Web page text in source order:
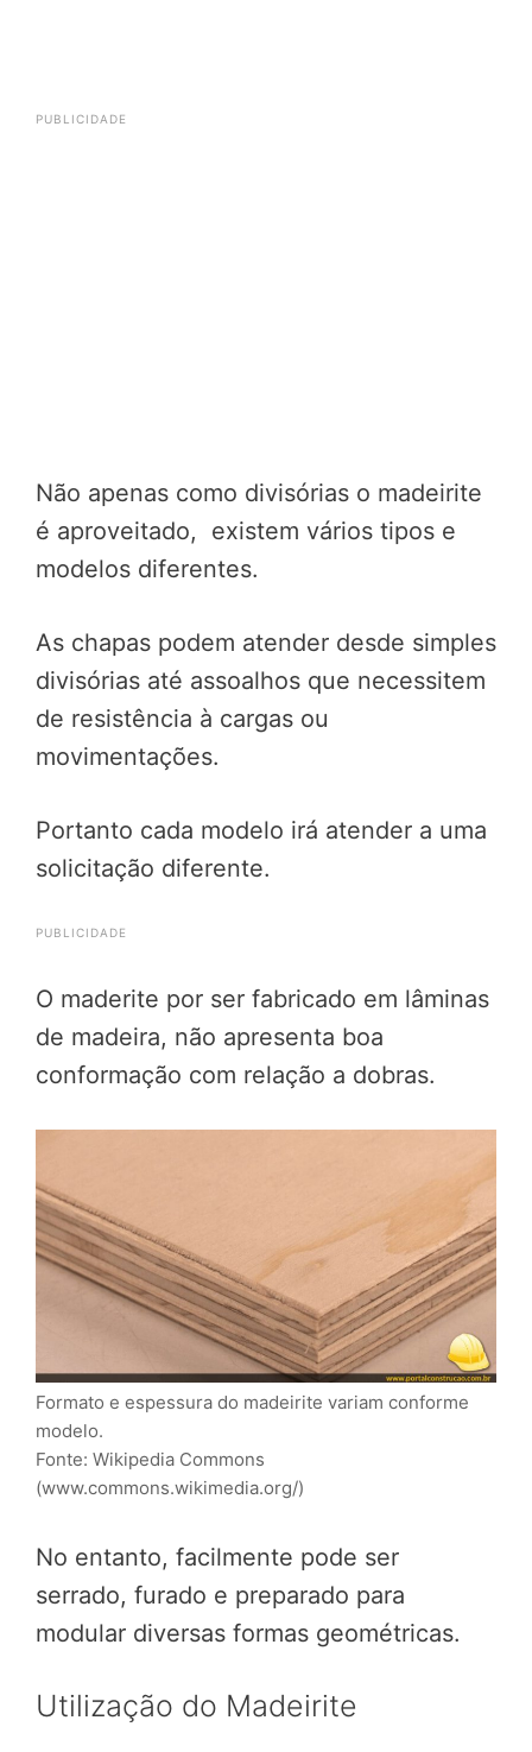
PUBLICIDADE
Não apenas como divisórias o madeirite
é aproveitado, existem vários tipos e
modelos diferentes.
As chapas podem atender desde simples
divisórias até assoalhos que necessitem
de resistência à cargas ou
movimentações.
Portanto cada modelo irá atender a uma
solicitação diferente.
PUBLICIDADE
O maderite por ser fabricado em lâminas
de madeira, não apresenta boa
conformação com relação a dobras.
Formato e espessura do madeirite variam conforme
modelo.
Fonte: Wikipedia Commons
(www.commons.wikimedia.org/)
No entanto, facilmente pode ser
serrado, furado e preparado para
modular diversas formas geométricas.
Utilização do Madeirite